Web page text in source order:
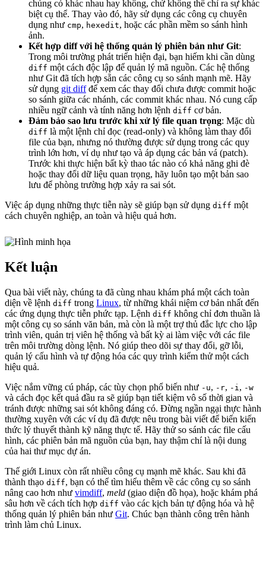
chúng có khác nhau hay không, chứ không thể chỉ ra sự khác
biệt cụ thể. Thay vào đó, hãy sử dụng các công cụ chuyên
dụng như cmp, hexedit, hoặc các phần mềm so sánh hình
ảnh.
Kết hợp diff với hệ thống quản lý phiên bản như Git:
Trong môi trường phát triển hiện đại, bạn hiếm khi cần dùng
diff một cách độc lập để quản lý mã nguồn. Các hệ thống
như Git đã tích hợp sẵn các công cụ so sánh mạnh mẽ. Hãy
sử dụng git diffđể xem các thay đổi chưa được commit hoặc
so sánh giữa các nhánh, các commit khác nhau. Nó cung cấp
nhiều ngữ cảnh và tính năng hơn lệnh diff cơ bản.
Đảm bảo sao lưu trước khi xử lý file quan trọng: Mặc dù
diff là một lệnh chỉ đọc (read-only) và không làm thay đổi
file của bạn, nhưng nó thường được sử dụng trong các quy
trình lớn hơn, ví dụ như tạo và áp dụng các bản vá (patch).
Trước khi thực hiện bất kỳ thao tác nào có khả năng ghi đè
hoặc thay đổi dữ liệu quan trọng, hãy luôn tạo một bản sao
lưu để phòng trường hợp xảy ra sai sót.
Việc áp dụng những thực tiễn này sẽ giúp bạn sử dụng diff một
cách chuyên nghiệp, an toàn và hiệu quả hơn.
Kết luận
Qua bài viết này, chúng ta đã cùng nhau khám phá một cách toàn
diện về lệnh diff trong Linux, từ những khái niệm cơ bản nhất đến
các ứng dụng thực tiễn phức tạp. Lệnh diff không chỉ đơn thuần là
một công cụ so sánh văn bản, mà còn là một trợ thủ đắc lực cho lập
trình viên, quản trị viên hệ thống và bất kỳ ai làm việc với các file
trên môi trường dòng lệnh. Nó giúp theo dõi sự thay đổi, gỡ lỗi,
quản lý cấu hình và tự động hóa các quy trình kiểm thử một cách
hiệu quả.
Việc nắm vững cú pháp, các tùy chọn phổ biến như -u, -r, -i, -w
và cách đọc kết quả đầu ra sẽ giúp bạn tiết kiệm vô số thời gian và
tránh được những sai sót không đáng có. Đừng ngần ngại thực hành
thường xuyên với các ví dụ đã được nêu trong bài viết để biến kiến
thức lý thuyết thành kỹ năng thực tế. Hãy thử so sánh các file cấu
hình, các phiên bản mã nguồn của bạn, hay thậm chí là nội dung
của hai thư mục dự án.
Thế giới Linux còn rất nhiều công cụ mạnh mẽ khác. Sau khi đã
thành thạo diff, bạn có thể tìm hiểu thêm về các công cụ so sánh
nâng cao hơn như vimdiff, meld (giao diện đồ họa), hoặc khám phá
sâu hơn về cách tích hợp diff vào các kịch bản tự động hóa và hệ
thống quản lý phiên bản như Git. Chúc bạn thành công trên hành
trình làm chủ Linux.